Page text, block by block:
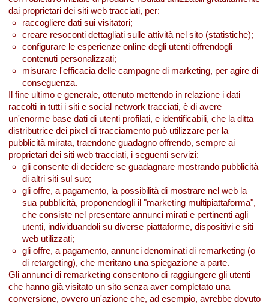
dai proprietari dei siti web tracciati, per:
raccogliere dati sui visitatori;
creare resoconti dettagliati sulle attività nel sito (statistiche);
configurare le esperienze online degli utenti offrendogli
contenuti personalizzati;
misurare l'efficacia delle campagne di marketing, per agire di
conseguenza.
Il fine ultimo e generale, ottenuto mettendo in relazione i dati
raccolti in tutti i siti e social network tracciati, è di avere
un'enorme base dati di utenti profilati, e identificabili, che la ditta
distributrice dei pixel di tracciamento può utilizzare per la
pubblicità mirata, traendone guadagno offrendo, sempre ai
proprietari dei siti web tracciati, i seguenti servizi:
gli consente di decidere se guadagnare mostrando pubblicità
di altri siti sul suo;
gli offre, a pagamento, la possibilità di mostrare nel web la
sua pubblicità, proponendogli il "marketing multipiattaforma",
che consiste nel presentare annunci mirati e pertinenti agli
utenti, individuandoli su diverse piattaforme, dispositivi e siti
web utilizzati;
gli offre, a pagamento, annunci denominati di remarketing (o
di retargeting), che meritano una spiegazione a parte.
Gli annunci di remarketing consentono di raggiungere gli utenti
che hanno già visitato un sito senza aver completato una
conversione, ovvero un'azione che, ad esempio, avrebbe dovuto